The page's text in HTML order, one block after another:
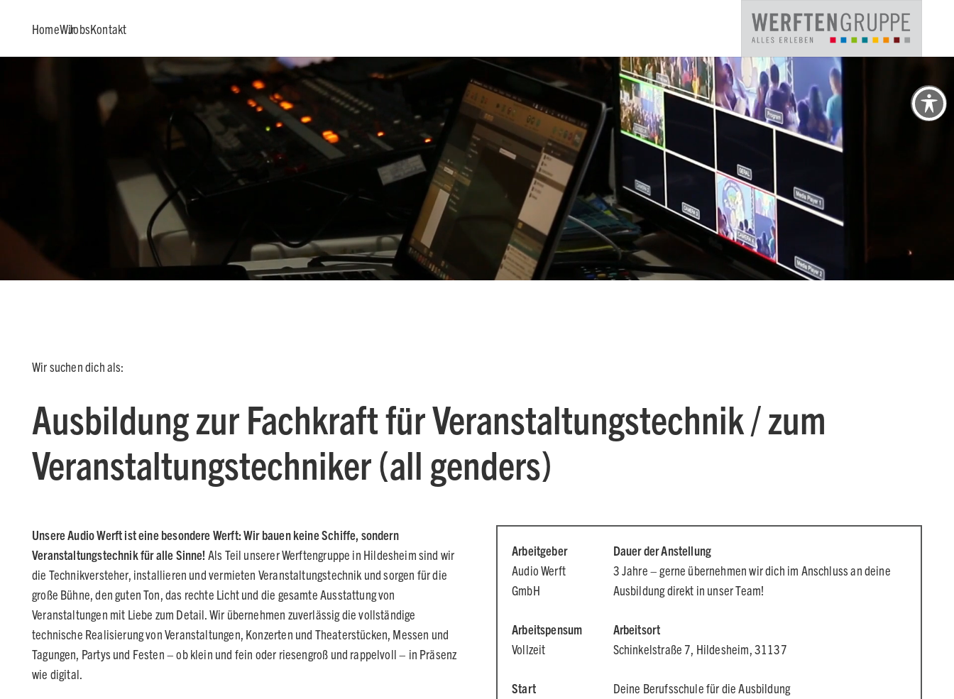
HomeWirJobsKontakt
Wir suchen dich als:
Ausbildung zur Fachkraft für Veranstaltungstechnik / zum
Veranstaltungstechniker (all genders)
Unsere Audio Werft ist eine besondere Werft: Wir bauen keine Schiffe, sondern
Veranstaltungstechnik für alle Sinne!Als Teil unserer Werftengruppe in Hildesheim sind wir
die Technikversteher, installieren und vermieten Veranstaltungstechnik und sorgen für die
große Bühne, den guten Ton, das rechte Licht und die gesamte Ausstattung von
Veranstaltungen mit Liebe zum Detail. Wir übernehmen zuverlässig die vollständige
technische Realisierung von Veranstaltungen, Konzerten und Theaterstücken, Messen und
Tagungen, Partys und Festen – ob klein und fein oder riesengroß und rappelvoll – in Präsenz
wie digital.
Arbeitgeber
Audio Werft
GmbH
Arbeitspensum
Vollzeit
Start
Dauer der Anstellung
3 Jahre – gerne übernehmen wir dich im Anschluss an deine
Ausbildung direkt in unser Team!
Arbeitsort
Schinkelstraße 7, Hildesheim, 31137
Deine Berufsschule für die Ausbildung